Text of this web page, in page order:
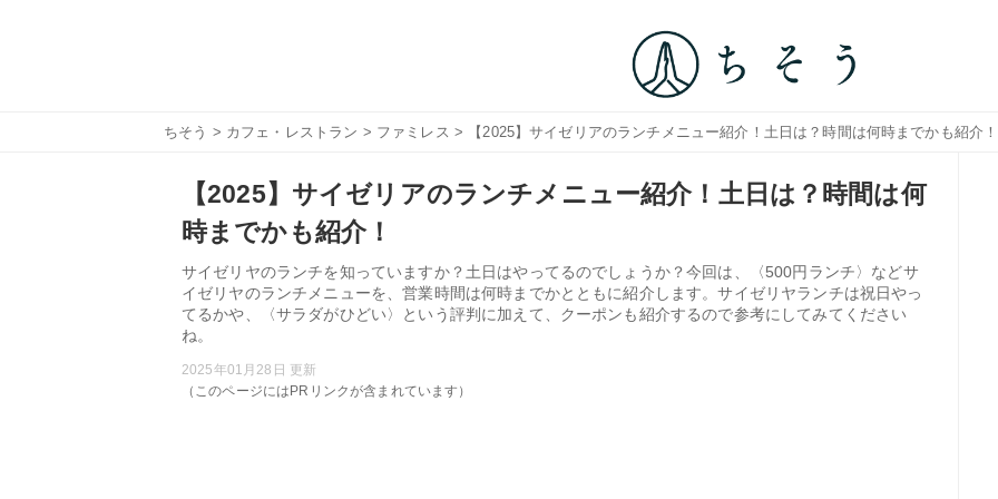
ちそう > カフェ・レストラン > ファミレス > 【2025】サイゼリアのランチメニュー紹介！土日は？時間は何時までかも紹介！
【2025】サイゼリアのランチメニュー紹介！土日は？時間は何
時までかも紹介！
サイゼリヤのランチを知っていますか？土日はやってるのでしょうか？今回は、〈500円ランチ〉などサ
イゼリヤのランチメニューを、営業時間は何時までかとともに紹介します。サイゼリヤランチは祝日やっ
てるかや、〈サラダがひどい〉という評判に加えて、クーポンも紹介するので参考にしてみてください
ね。
2025年01月28日 更新
（このページにはPRリンクが含まれています）